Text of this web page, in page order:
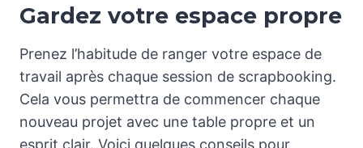
Gardez votre espace propre
Prenez l’habitude de ranger votre espace de
travail après chaque session de scrapbooking.
Cela vous permettra de commencer chaque
nouveau projet avec une table propre et un